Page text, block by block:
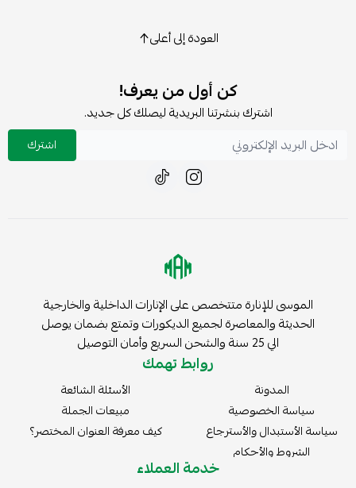
العودة إلى أعلى
كن أول من يعرف!
اشترك بنشرتنا البريدية ليصلك كل جديد.
اشترك
الموسى للإنارة متتخصص على الإنارات الداخلية والخارجية
الحديثة والمعاصرة لجميع الديكورات وتمتع بضمان يوصل
الي 25 سنة والشحن السريع وأمان التوصيل
روابط تهمك
المدونة
سياسة الخصوصية
سياسة الأستبدال والأسترجاع
الشروط والأحكام
الأسئلة الشائعة
مبيعات الجملة
كيف معرفة العنوان المختصر؟
خدمة العملاء